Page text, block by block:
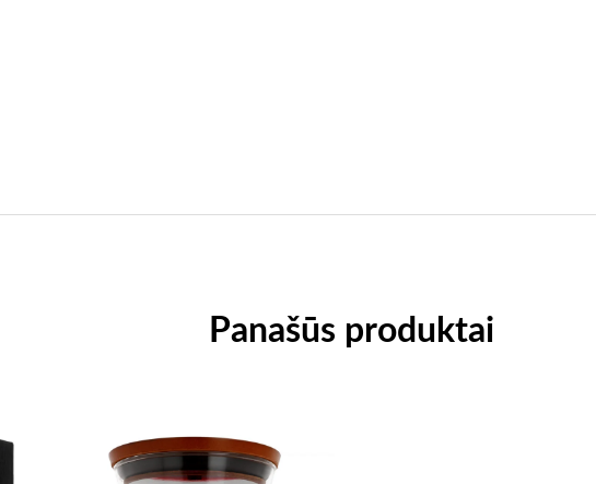
Panašūs produktai